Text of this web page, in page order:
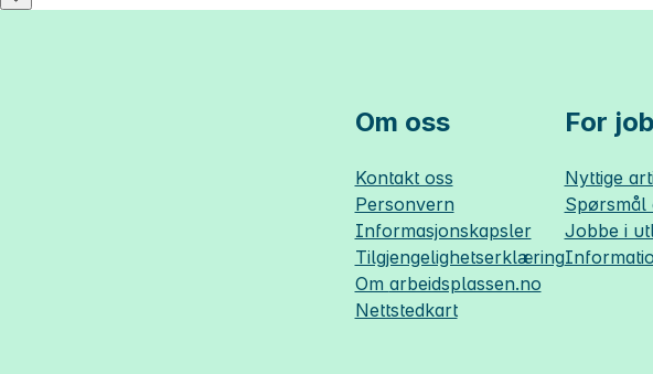
Om oss
Kontakt oss
Personvern
Informasjonskapsler
Tilgjengelighetserklæring
Om arbeidsplassen.no
Nettstedkart
For
Nyttige
Spørsmål
Jobbe i